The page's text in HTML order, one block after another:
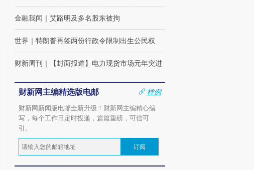
金融我闻 ｜ 艾路明及多名股东被拘
世界 ｜ 特朗普再签两份行政令限制出生公民权
财新周刊 ｜ 【封面报道】电力现货市场元年突进
财新网主编精选版电邮
样例
财新网新闻版电邮全新升级！财新网主编精心编
写，每个工作日定时投递，篇篇重磅，可信可
引。
订阅